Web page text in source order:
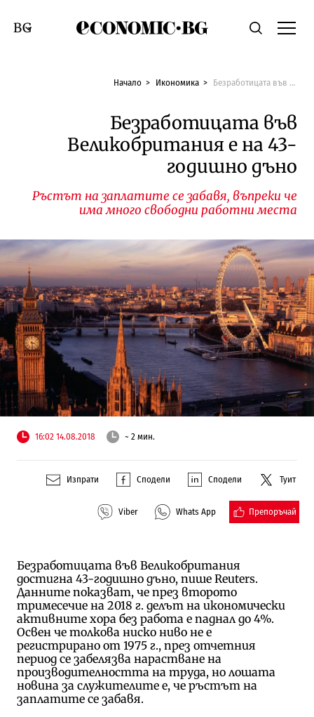
Economic.bgТърсене
Смяна на език
Начало Икономика Безработицата във Великобритания е на 43-годишно дъно
Безработицата във
Великобритания е на 43-
годишно дъно
Ръстът на заплатите се забавя, въпреки че
има много свободни работни места
16:02 14.08.2018 ~ 2 мин.
Изпрати Сподели Сподели Туит
Viber Whats App Препоръчай
Безработицата във Великобритания
достигна 43-годишно дъно, пише Reuters.
Данните показват, че през второто
тримесечие на 2018 г. делът на икономически
активните хора без работа е паднал до 4%.
Освен че толкова ниско ниво не е
регистрирано от 1975 г., през отчетния
период се забелязва нарастване на
производителността на труда, но лошата
новина за служителите е, че ръстът на
заплатите се забавя.